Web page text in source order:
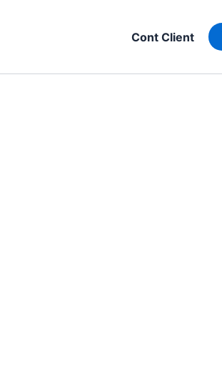
Cont Client